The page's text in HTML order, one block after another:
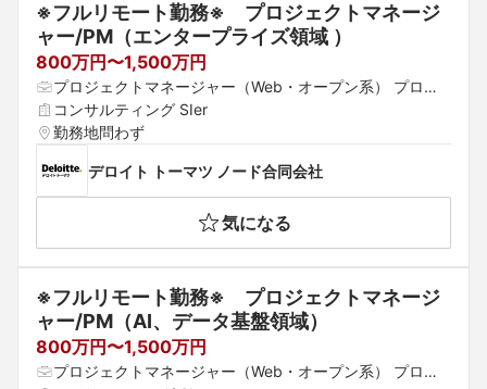
※フルリモート勤務※　プロジェクトマネージ
ャー/PM（エンタープライズ領域 ）
800万円〜1,500万円
プロジェクトマネージャー（Web・オープン系） プロジ
ェクトマネージャー（汎用系） プロジェクトリーダー（W
eb・オープン系）
コンサルティング SIer
勤務地問わず
デロイト トーマツ ノード合同会社
気になる
※フルリモート勤務※　プロジェクトマネージ
ャー/PM（AI、データ基盤領域）
800万円〜1,500万円
プロジェクトマネージャー（Web・オープン系） プロジ